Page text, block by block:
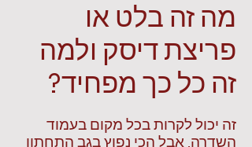
מה זה בלט או
פריצת דיסק ולמה
זה כל כך מפחיד?
זה יכול לקרות בכל מקום בעמוד
השדרה, אבל הכי נפוץ בגב התחתון